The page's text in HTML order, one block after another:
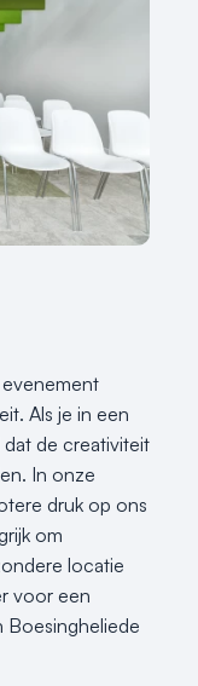
Als je in een
de creativiteit
In onze
druk op ons
om
locatie
voor een
Boesingheliede